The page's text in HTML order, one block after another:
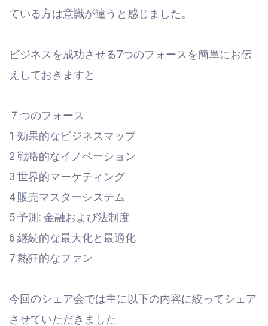
ている方は意識が違うと感じました。
ビジネスを成功させる7つのフォースを簡単にお伝
えしておきますと
７つのフォース
1 効果的なビジネスマップ
2 戦略的なイノベーション
3 世界的マーケティング
4 販売マスターシステム
5 予測: 金融および法制度
6 継続的な最大化と最適化
7 熱狂的なファン
今回のシェア会では主に以下の内容に絞ってシェア
させていただきました。